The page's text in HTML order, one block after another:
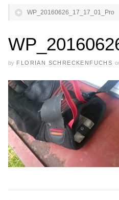
WP_20160626_17_17_01_Pro
by FLORIAN SCHRECKENFUCHS